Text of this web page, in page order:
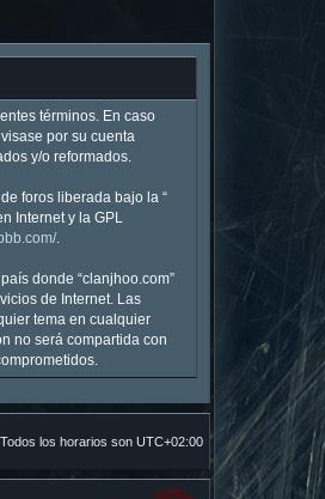
términos. En caso
por su cuenta
y/o reformados.
foros liberada bajo la “
Internet y la GPL
.
donde “clanjhoo.com”
de Internet. Las
tema en cualquier
no será compartida con
Todos los horarios son UTC+02:00